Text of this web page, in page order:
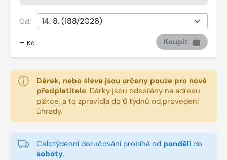
Od:
- Kč Koupit
Dárek, nebo sleva jsou určeny pouze pro nové
předplatitele. Dárky jsou odesílány na adresu
plátce, a to zpravidla do 6 týdnů od provedení
úhrady.
Celotýdenní doručování probíhá od pondělí do
soboty.